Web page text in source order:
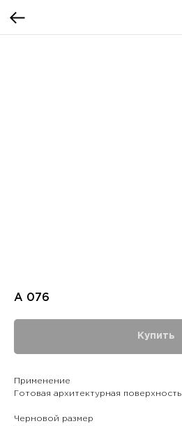
A 076
Купить
Применение
Готовая архитектурная поверхность
Черновой размер